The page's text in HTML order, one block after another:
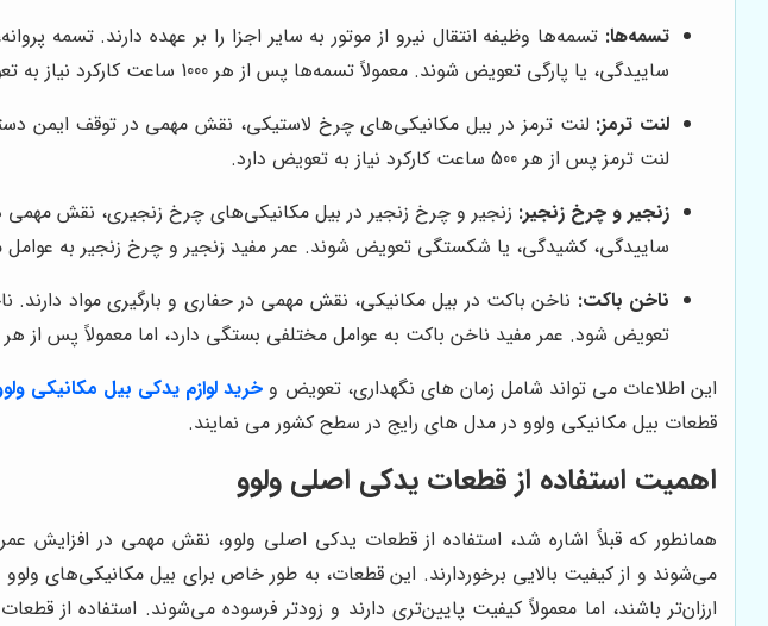
تسمه‌ها: تسمه‌ها وظیفه انتقال نیرو از موتور به سایر اجزا را بر عهده دارند. تسمه
ساییدگی، یا پارگی تعویض شوند. معمولاً تسمه‌ها پس از هر 1000 ساعت کارکرد نیاز به تعویض دارند.
لنت ترمز: لنت ترمز در بیل مکانیکی‌های چرخ لاستیکی، نقش مهمی در توقف ایمن
لنت ترمز پس از هر 500 ساعت کارکرد نیاز به تعویض دارد.
زنجیر و چرخ زنجیر: زنجیر و چرخ زنجیر در بیل مکانیکی‌های چرخ زنجیری، نقش
ساییدگی، کشیدگی، یا شکستگی تعویض شوند. عمر مفید زنجیر و چرخ زنجیر به عوامل مختلفی بستگی دارد، اما
ناخن باکت: ناخن باکت در بیل مکانیکی، نقش مهمی در حفاری و بارگیری مواد
تعویض شود. عمر مفید ناخن باکت به عوامل مختلفی بستگی دارد، اما معمولاً پس از هر 100 ساعت کارکرد نیاز به تعویض دارند.
این اطلاعات می تواند شامل زمان های نگهداری، تعویض و خرید لوازم یدکی بیل مکانیکی
قطعات بیل مکانیکی ولوو در مدل های رایج در سطح کشور می نمایند.
اهمیت استفاده از قطعات یدکی اصلی ولوو
همانطور که قبلاً اشاره شد، استفاده از قطعات یدکی اصلی ولوو، نقش مهمی در افزایش
می‌شوند و از کیفیت بالایی برخوردارند. این قطعات، به طور خاص برای بیل مکانیکی‌های
ارزان‌تر باشند، اما معمولاً کیفیت پایین‌تری دارند و زودتر فرسوده می‌شوند. استفاده از